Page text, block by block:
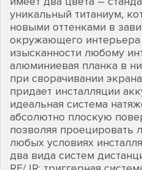
уникальный титаниум,
новыми оттенками в
окружающего интерьера
изысканности любому
алюминиевая планка в
при сворачивании
придает инсталляции
идеальная система
абсолютно плоскую
позволяя
любых условиях
два вида систем